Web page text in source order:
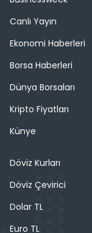
Canlı Yayın
Ekonomi Haberleri
Borsa Haberleri
Dünya Borsaları
Kripto Fiyatları
Künye
Döviz Kurları
Döviz Çevirici
Dolar TL
Euro TL